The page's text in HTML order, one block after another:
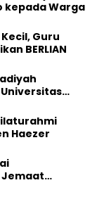
kepada Warga
Guru
BERLIAN
Haezer
Jemaat